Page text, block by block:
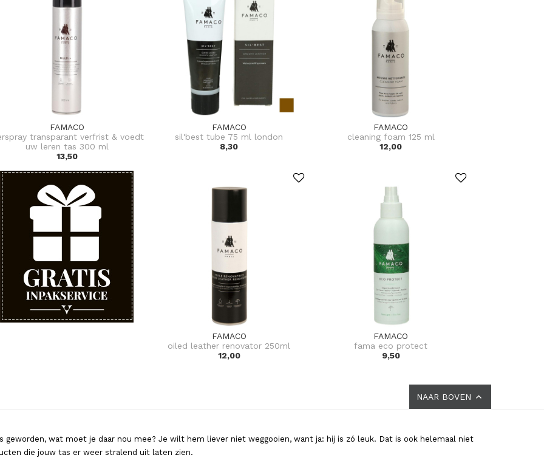
FAMACO
transparant verfrist & voedt
uw leren tas 300 ml
13,50
FAMACO
sil'best tube 75 ml london
8,30
FAMACO
cleaning foam 125 ml
12,00
FAMACO
oiled leather renovator 250ml
12,00
FAMACO
fama eco protect
9,50
NAAR BOVEN
wat moet je daar nou mee? Je wilt hem liever niet weggooien, want ja: hij is zó leuk. Dat is ook helemaal niet
die jouw tas er weer stralend uit laten zien.